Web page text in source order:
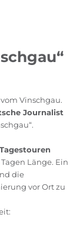
Vinschgau.
Journalist
Länge. Ein
die
vor Ort zu